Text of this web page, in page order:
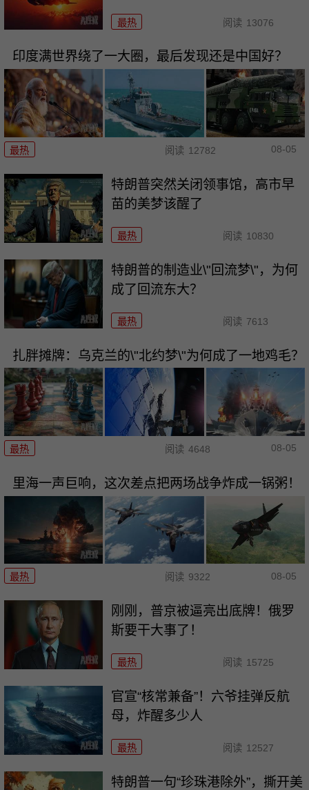
最热 阅读 13076
印度满世界绕了一大圈，最后发现还是中国好？
最热 阅读 12782 08-05
特朗普突然关闭领事馆，高市早
苗的美梦该醒了
最热 阅读 10830
特朗普的制造业\"回流梦\"，为何
成了回流东大？
最热 阅读 7613
扎胖摊牌：乌克兰的\"北约梦\"为何成了一地鸡毛？
最热 阅读 4648 08-05
里海一声巨响，这次差点把两场战争炸成一锅粥！
最热 阅读 9322 08-05
刚刚，普京被逼亮出底牌！俄罗
斯要干大事了！
最热 阅读 15725
官宣“核常兼备”！六爷挂弹反航
母，炸醒多少人
最热 阅读 12527
特朗普一句“珍珠港除外”，撕开美